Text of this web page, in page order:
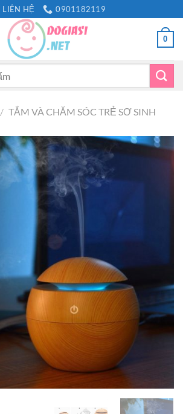
LIÊN HỆ 0901182119
0
/ TẮM VÀ CHĂM SÓC TRẺ SƠ SINH